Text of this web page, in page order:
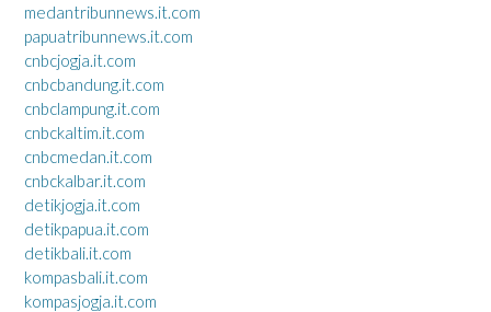
medantribunnews.it.com
papuatribunnews.it.com
cnbcjogja.it.com
cnbcbandung.it.com
cnbclampung.it.com
cnbckaltim.it.com
cnbcmedan.it.com
cnbckalbar.it.com
detikjogja.it.com
detikpapua.it.com
detikbali.it.com
kompasbali.it.com
kompasjogja.it.com